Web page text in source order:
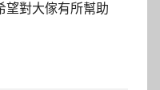
望對大傢有所幫助